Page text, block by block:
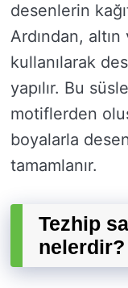
desenlerin
Ardından,
kullanılarak
yapılır. Bu
motiflerden
boyalarla
tamamlanır.
Tezhip
nelerdir?